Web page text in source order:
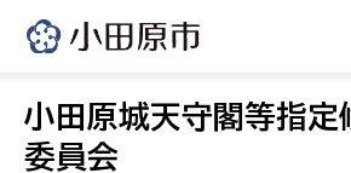
小田原城天守閣等指定
委員会